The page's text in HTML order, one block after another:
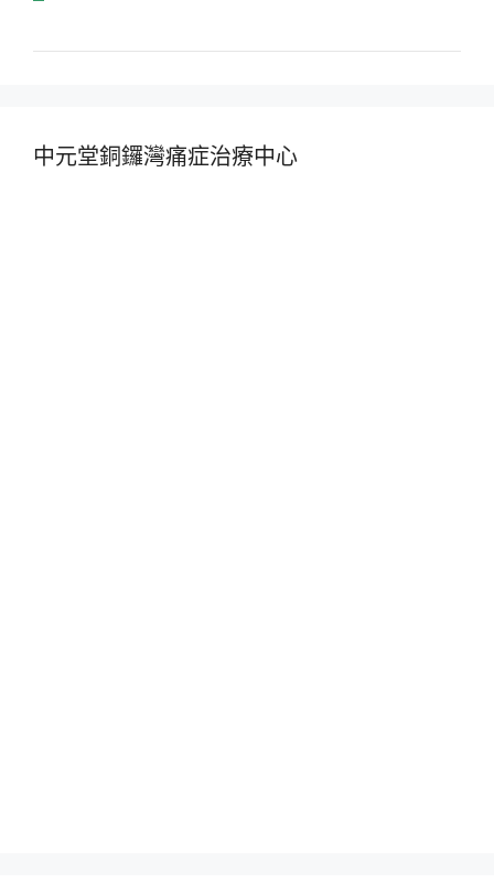
中元堂銅鑼灣痛症治療中心